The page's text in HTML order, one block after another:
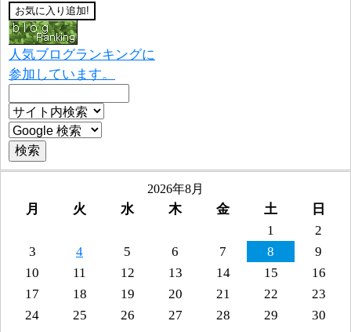
人気ブログランキングに
参加しています。
2026年8月
月 火 水 木 金 土
日
1
2
3
4 5 6 7 8
9
10
11 12 13 14 15
16
17
18 19 20 21 22
23
24
25 26 27 28 29
30